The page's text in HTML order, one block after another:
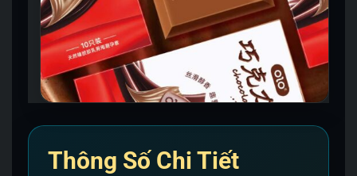
Thông Số Chi Tiết